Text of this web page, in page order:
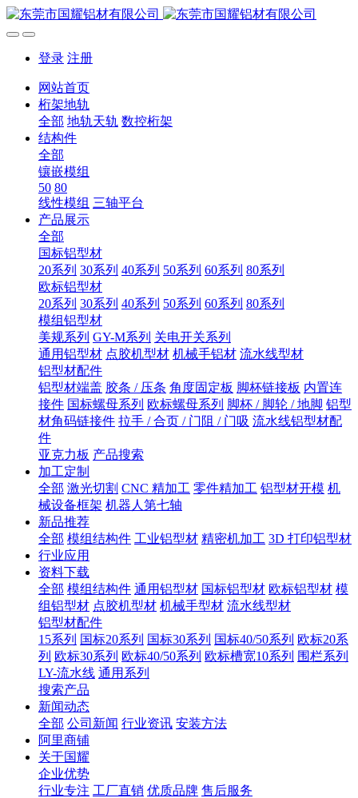
登录 注册
网站首页
桁架地轨
全部 地轨天轨 数控桁架
结构件
全部
镶嵌模组
50 80
线性模组 三轴平台
产品展示
全部
国标铝型材
20系列 30系列 40系列 50系列 60系列 80系列
欧标铝型材
20系列 30系列 40系列 50系列 60系列 80系列
模组铝型材
美规系列 GY-M系列 关电开关系列
通用铝型材 点胶机型材 机械手铝材 流水线型材
铝型材配件
铝型材端盖 胶条 / 压条 角度固定板 脚杯链接板 内置连
接件 国标螺母系列 欧标螺母系列 脚杯 / 脚轮 / 地脚 铝型
材角码链接件 拉手 / 合页 / 门阻 / 门吸 流水线铝型材配
件
亚克力板 产品搜索
加工定制
全部 激光切割 CNC 精加工 零件精加工 铝型材开模 机
械设备框架 机器人第七轴
新品推荐
全部 模组结构件 工业铝型材 精密机加工 3D 打印铝型材
行业应用
资料下载
全部 模组结构件 通用铝型材 国标铝型材 欧标铝型材 模
组铝型材 点胶机型材 机械手型材 流水线型材
铝型材配件
15系列 国标20系列 国标30系列 国标40/50系列 欧标20系
列 欧标30系列 欧标40/50系列 欧标槽宽10系列 围栏系列
LY-流水线 通用系列
搜索产品
新闻动态
全部 公司新闻 行业资讯 安装方法
阿里商铺
关于国耀
企业优势
行业专注 工厂直销 优质品牌 售后服务